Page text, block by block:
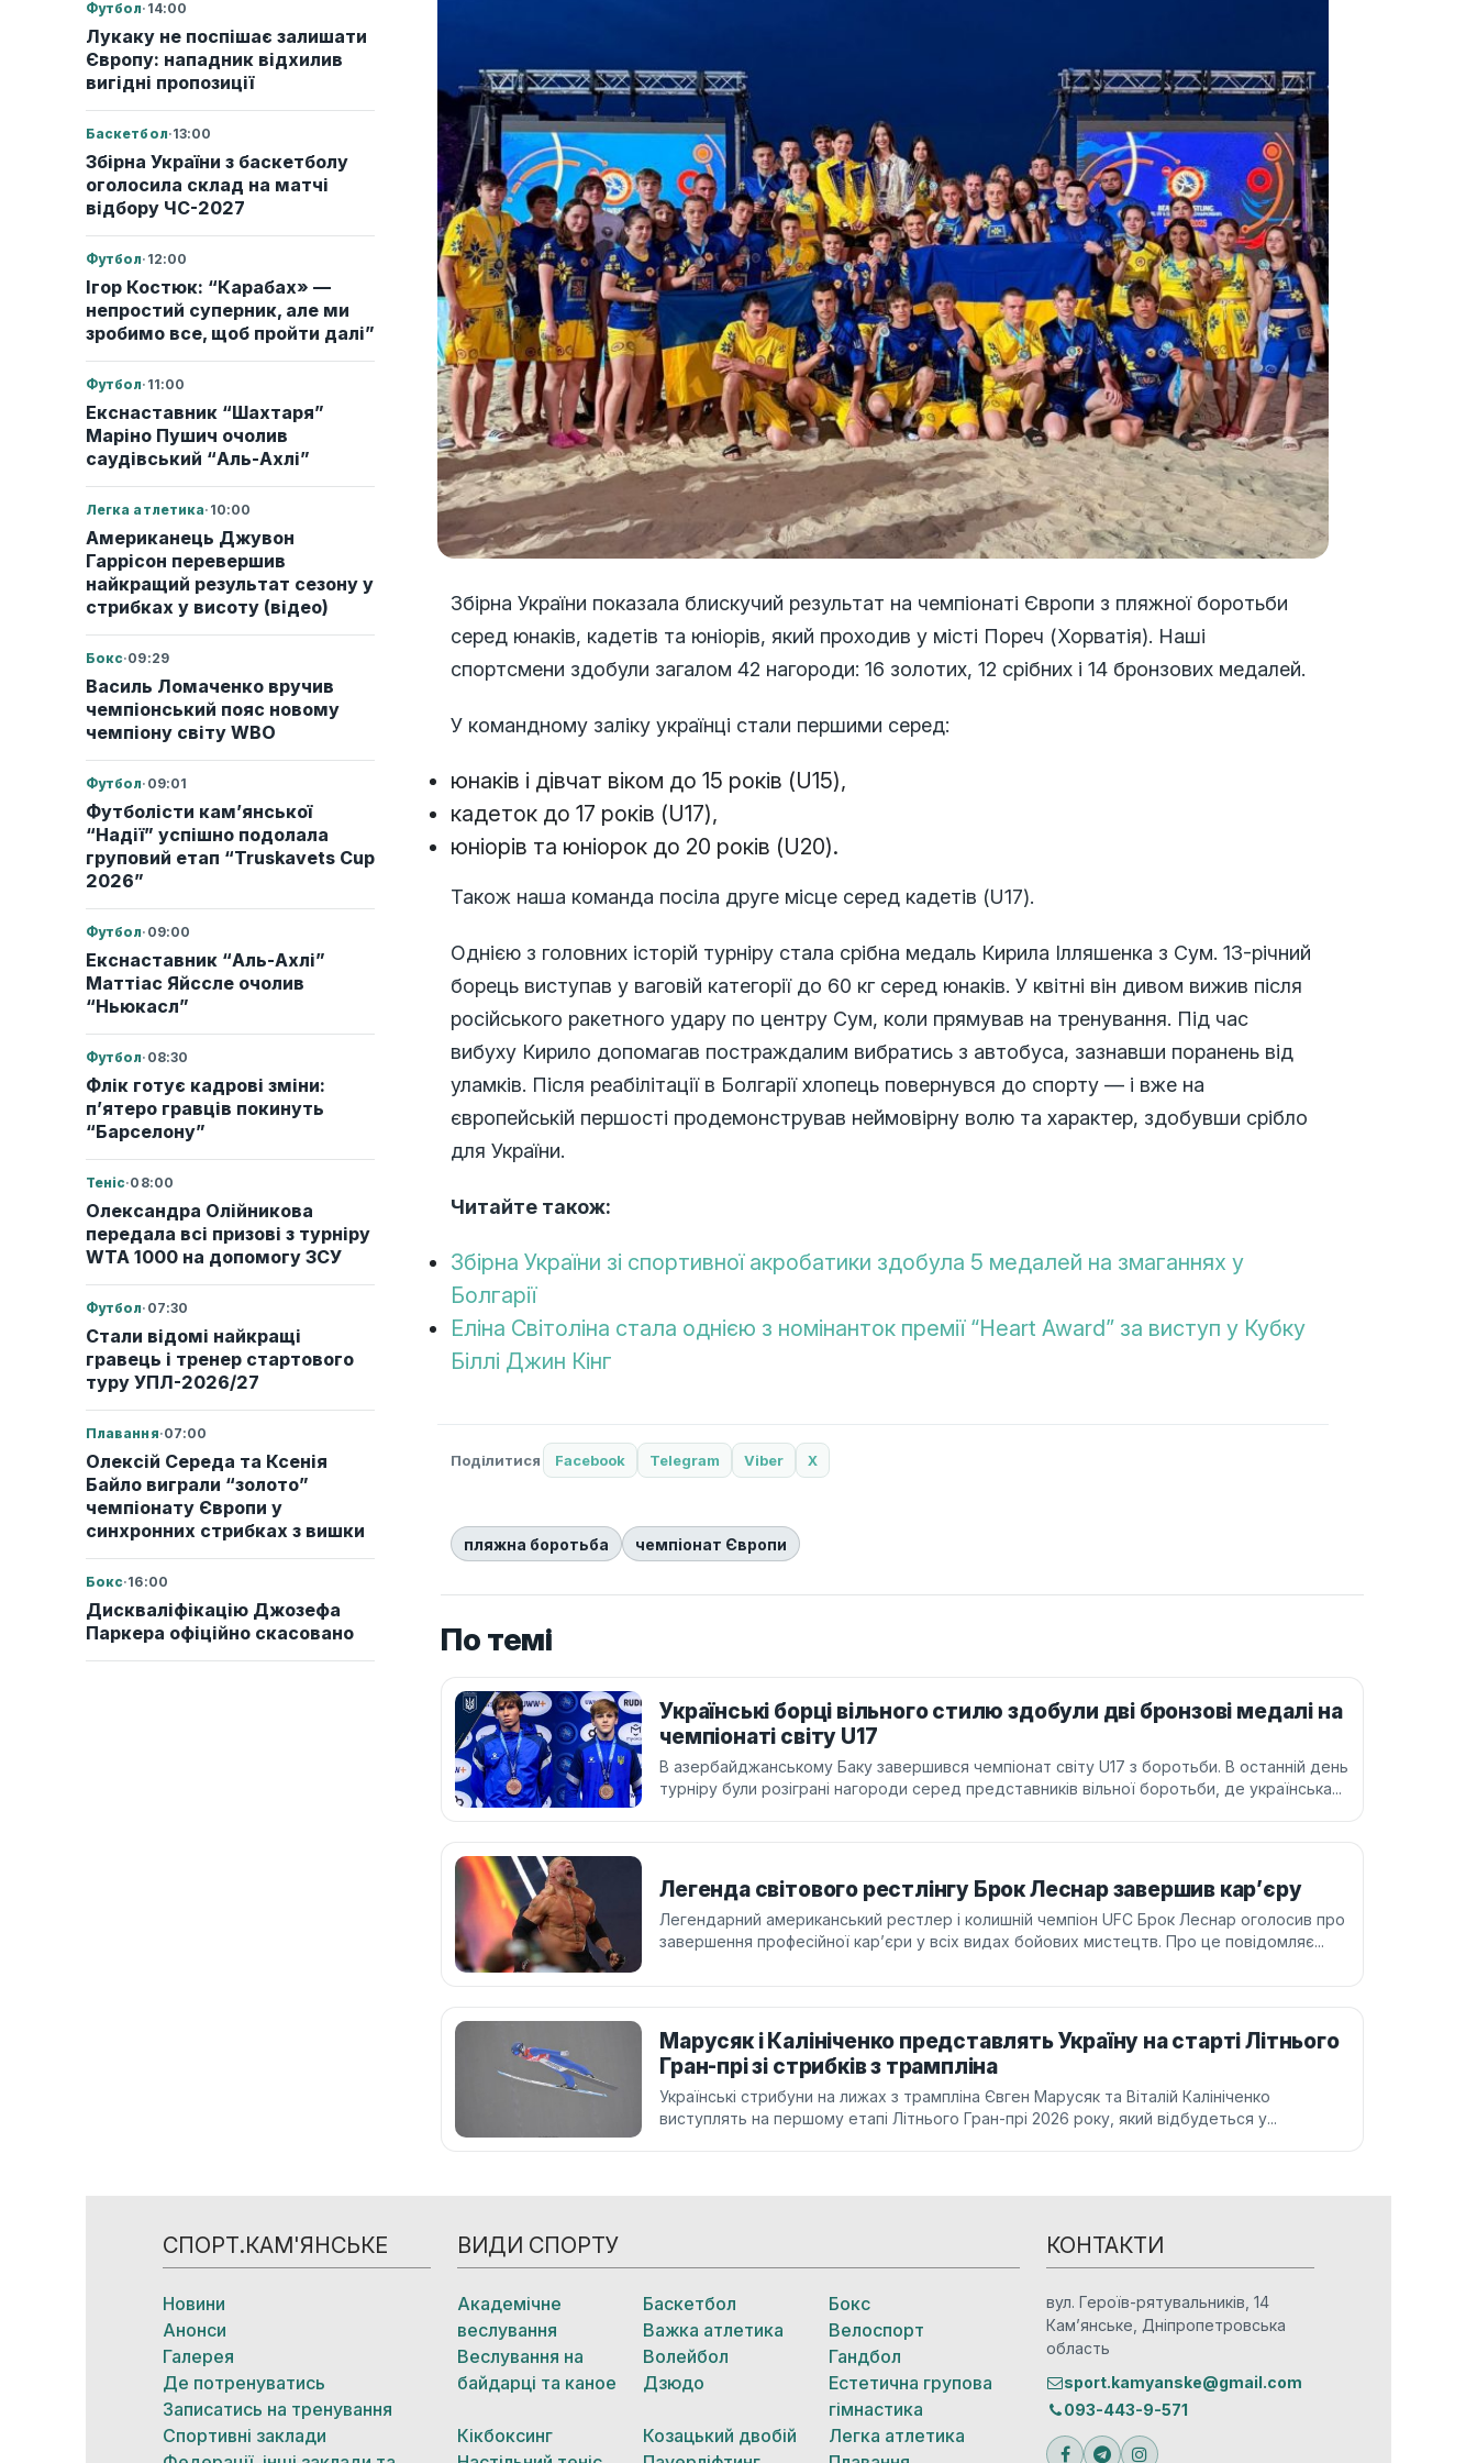
Футбол· 14:00
Лукаку не поспішає залишати
Європу: нападник відхилив
вигідні пропозиції
Баскетбол·13:00
Збірна України з баскетболу
оголосила склад на матчі
відбору ЧС-2027
Футбол· 12:00
Ігор Костюк: “Карабах» —
непростий суперник, але ми
зробимо все, щоб пройти далі”
Футбол· 11:00
Екснаставник “Шахтаря”
Маріно Пушич очолив
саудівський “Аль-Ахлі”
Легка атлетика· 10:00
Американець Джувон
Гаррісон перевершив
найкращий результат сезону у
стрибках у висоту (відео)
Бокс·09:29
Василь Ломаченко вручив
чемпіонський пояс новому
чемпіону світу WBO
Футбол· 09:01
Футболісти кам’янської
“Надії” успішно подолала
груповий етап “Truskavets Cup
2026”
Футбол· 09:00
Екснаставник “Аль-Ахлі”
Маттіас Яйссле очолив
“Ньюкасл”
Футбол· 08:30
Флік готує кадрові зміни:
п’ятеро гравців покинуть
“Барселону”
Теніс·08:00
Олександра Олійникова
передала всі призові з турніру
WTA 1000 на допомогу ЗСУ
Футбол· 07:30
Стали відомі найкращі
гравець і тренер стартового
туру УПЛ-2026/27
Плавання·07:00
Олексій Середа та Ксенія
Байло виграли “золото”
чемпіонату Європи у
синхронних стрибках з вишки
Бокс·16:00
Дискваліфікацію Джозефа
Паркера офіційно скасовано
Збірна України показала блискучий результат на чемпіонаті Європи з пляжної боротьби
серед юнаків, кадетів та юніорів, який проходив у місті Пореч (Хорватія). Наші
спортсмени здобули загалом 42 нагороди: 16 золотих, 12 срібних і 14 бронзових медалей.
У командному заліку українці стали першими серед:
юнаків і дівчат віком до 15 років (U15),
кадеток до 17 років (U17),
юніорів та юніорок до 20 років (U20).
Також наша команда посіла друге місце серед кадетів (U17).
Однією з головних історій турніру стала срібна медаль Кирила Ілляшенка з Сум. 13-річний
борець виступав у ваговій категорії до 60 кг серед юнаків. У квітні він дивом вижив після
російського ракетного удару по центру Сум, коли прямував на тренування. Під час
вибуху Кирило допомагав постраждалим вибратись з автобуса, зазнавши поранень від
уламків. Після реабілітації в Болгарії хлопець повернувся до спорту — і вже на
європейській першості продемонстрував неймовірну волю та характер, здобувши срібло
для України.
Читайте також:
Збірна України зі спортивної акробатики здобула 5 медалей на змаганнях у
Болгарії
Еліна Світоліна стала однією з номінанток премії “Heart Award” за виступ у Кубку
Біллі Джин Кінг
Поділитися Facebook Telegram Viber X
пляжна боротьба чемпіонат Європи
По темі
Українські борці вільного стилю здобули дві бронзові медалі на
чемпіонаті світу U17
В азербайджанському Баку завершився чемпіонат світу U17 з боротьби. В останній день
турніру були розіграні нагороди серед представників вільної боротьби, де українська...
Легенда світового рестлінгу Брок Леснар завершив кар’єру
Легендарний американський рестлер і колишній чемпіон UFC Брок Леснар оголосив про
завершення професійної кар’єри у всіх видах бойових мистецтв. Про це повідомляє...
Марусяк і Калініченко представлять Україну на старті Літнього
Гран-прі зі стрибків з трампліна
Українські стрибуни на лижах з трампліна Євген Марусяк та Віталій Калініченко
виступлять на першому етапі Літнього Гран-прі 2026 року, який відбудеться у...
СПОРТ.КАМ'ЯНСЬКЕ
Новини
Анонси
Галерея
Де потренуватись
Записатись на тренування
Спортивні заклади
ВИДИ СПОРТУ
Академічне
веслування
Баскетбол
Бокс
Важка атлетика
Велоспорт
Веслування на
байдарці та каное
Волейбол
Гандбол
Дзюдо
Естетична групова
гімнастика
Кікбоксинг
Козацький двобій
Легка атлетика
КОНТАКТИ
вул. Героїв-рятувальників, 14
Кам’янське, Дніпропетровська
область
sport.kamyanske@gmail.com
093-443-9-571